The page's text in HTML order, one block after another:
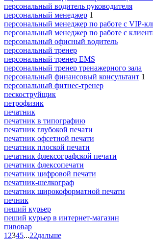
персональный водитель руководителя
персональный менеджер 1
персональный менеджер по работе с VIP-
персональный менеджер по работе с
персональный офисный водитель
персональный тренер
персональный тренер EMS
персональный тренер тренажерного зала
персональный финансовый консультант 1
персональный фитнес-тренер
пескоструйщик
петрофизик
печатник
печатник в типографию
печатник глубокой печати
печатник офсетной печати
печатник плоской печати
печатник флексографской печати
печатник флексопечати
печатник цифровой печати
печатник-шелкограф
печатник широкоформатной печати
печник
пеший курьер
пеший курьер в интернет-магазин
пивовар
1 2345...22дальше